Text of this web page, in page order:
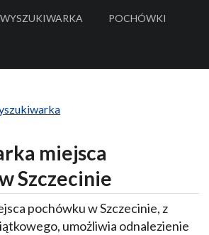
WYSZUKIWARKA POCHÓWKI
- LINK DO SERWISU
miejsca
Szczecinie
pochówku w Szczecinie, z
umożliwia odnalezienie